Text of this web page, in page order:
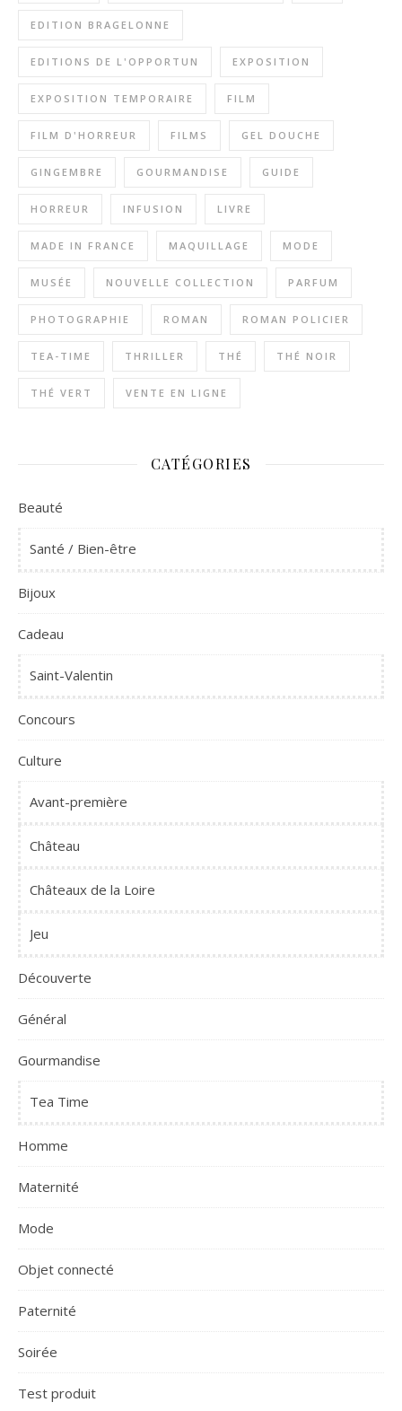
EDITION BRAGELONNE
EDITIONS DE L'OPPORTUN EXPOSITION
EXPOSITION TEMPORAIRE FILM
FILM D'HORREUR FILMS GEL DOUCHE
GINGEMBRE GOURMANDISE GUIDE
HORREUR INFUSION LIVRE
MADE IN FRANCE MAQUILLAGE MODE
MUSÉE NOUVELLE COLLECTION PARFUM
PHOTOGRAPHIE ROMAN ROMAN POLICIER
TEA-TIME THRILLER THÉ THÉ NOIR
THÉ VERT VENTE EN LIGNE
CATÉGORIES
Beauté
Santé / Bien-être
Bijoux
Cadeau
Saint-Valentin
Concours
Culture
Avant-première
Château
Châteaux de la Loire
Jeu
Découverte
Général
Gourmandise
Tea Time
Homme
Maternité
Mode
Objet connecté
Paternité
Soirée
Test produit